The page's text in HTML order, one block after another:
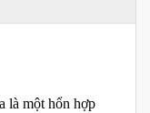
là một hổn hợp